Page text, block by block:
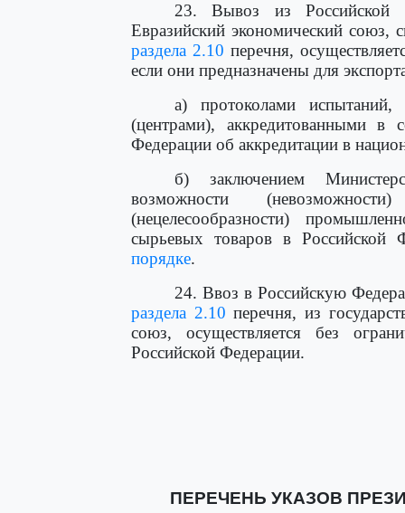
23. Вывоз из Российской
Евразийский экономический союз,
раздела 2.10 перечня,
если они предназначены для
а) протоколами испытаний,
(центрами), аккредитованными в
Федерации об аккредитации в
б) заключением
возможности
(нецелесообразности)
сырьевых товаров в Российской
порядке.
24. Ввоз в Российскую
раздела 2.10 перечня, из
союз, осуществляется без
Российской Федерации.
ПЕРЕЧЕНЬ УКАЗОВ